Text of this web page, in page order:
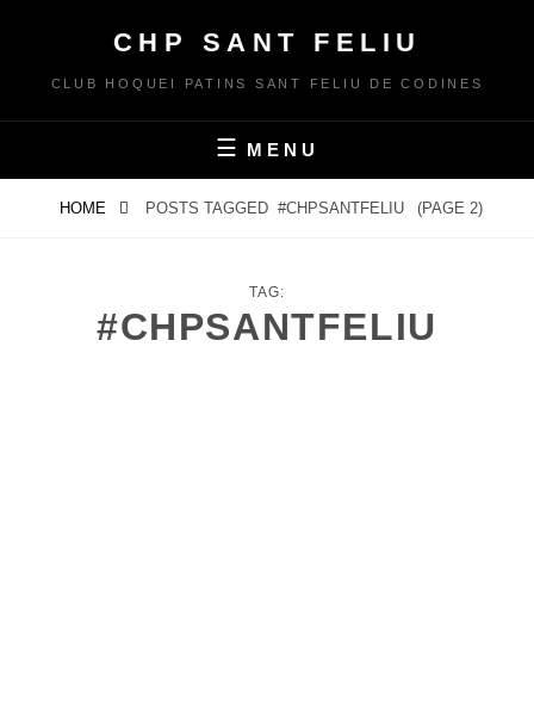
content
CHP SANT FELIU
CLUB HOQUEI PATINS SANT FELIU DE CODINES
MENU
HOME POSTS TAGGED #CHPSANTFELIU (PAGE 2)
TAG:
#CHPSANTFELIU